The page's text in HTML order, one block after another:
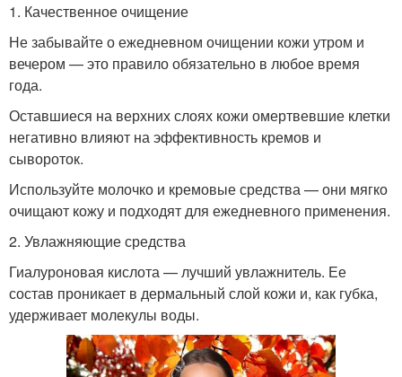
1. Качественное очищение
Не забывайте о ежедневном очищении кожи утром и
вечером — это правило обязательно в любое время
года.
Оставшиеся на верхних слоях кожи омертвевшие клетки
негативно влияют на эффективность кремов и
сывороток.
Используйте молочко и кремовые средства — они мягко
очищают кожу и подходят для ежедневного применения.
2. Увлажняющие средства
Гиалуроновая кислота — лучший увлажнитель. Ее
состав проникает в дермальный слой кожи и, как губка,
удерживает молекулы воды.